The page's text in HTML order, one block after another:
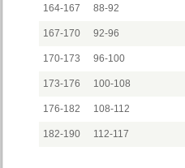
164-167 88-92
167-170 92-96
170-173 96-100
173-176 100-108
176-182 108-112
182-190 112-117